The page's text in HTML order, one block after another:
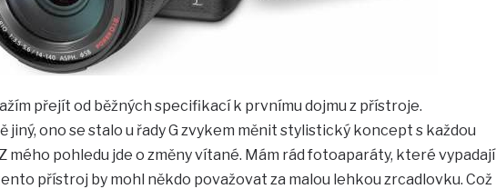
přejít od běžných specifikací k prvnímu dojmu z přístroje.
jiný, ono se stalo u řady G zvykem měnit stylistický koncept s každou
mého pohledu jde o změny vítané. Mám rád fotoaparáty, které vypadají
přístroj by mohl někdo považovat za malou lehkou zrcadlovku. Což